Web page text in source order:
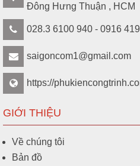
Đông Hưng Thuận , HCM
028.3 6100 940 - 0916
saigoncom1@gmail.com
https://
GIỚI THIỆU
Về chúng tôi
Bản đồ